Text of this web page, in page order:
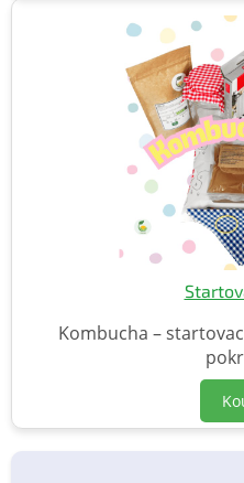
Kombucha –